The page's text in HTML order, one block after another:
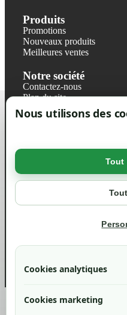
Nous utilisons des
Tout
Cookies analytiques
Cookies marketing
Produits
Promotions
Nouveaux produits
Meilleures ventes
Notre société
Contactez-nous
Plan du site
Magasin
Mentions légales
Politique de confidentialité
Votre compte
info@green-tech-